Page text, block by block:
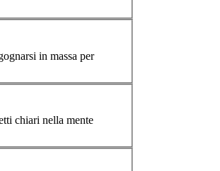
chiari nella mente